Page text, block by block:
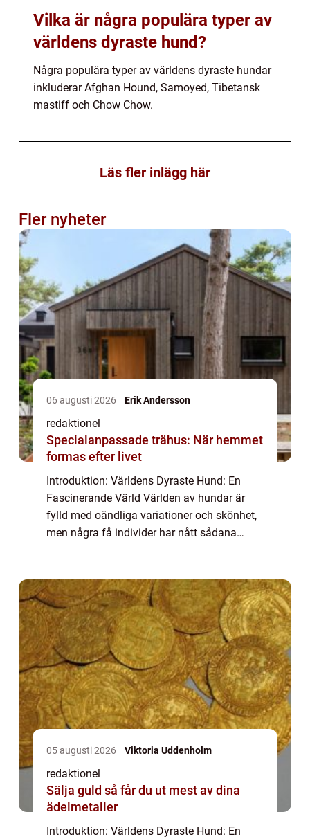
Vilka är några populära typer av
världens dyraste hund?
Några populära typer av världens dyraste hundar
inkluderar Afghan Hound, Samoyed, Tibetansk
mastiff och Chow Chow.
Läs fler inlägg här
Fler nyheter
06 augusti 2026 Erik Andersson
redaktionel
Specialanpassade trähus: När hemmet
formas efter livet
Introduktion: Världens Dyraste Hund: En
Fascinerande Värld Världen av hundar är
fylld med oändliga variationer och skönhet,
men några få individer har nått sådana
05 augusti 2026 Viktoria Uddenholm
redaktionel
Sälja guld så får du ut mest av dina
ädelmetaller
Introduktion: Världens Dyraste Hund: En